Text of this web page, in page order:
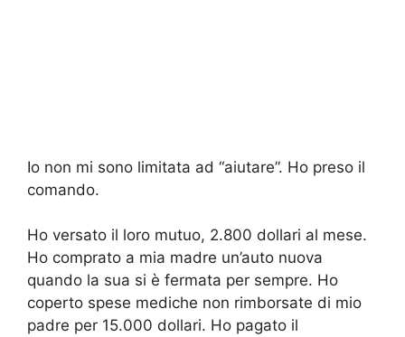
Io non mi sono limitata ad “aiutare”. Ho preso il
comando.
Ho versato il loro mutuo, 2.800 dollari al mese.
Ho comprato a mia madre un’auto nuova
quando la sua si è fermata per sempre. Ho
coperto spese mediche non rimborsate di mio
padre per 15.000 dollari. Ho pagato il